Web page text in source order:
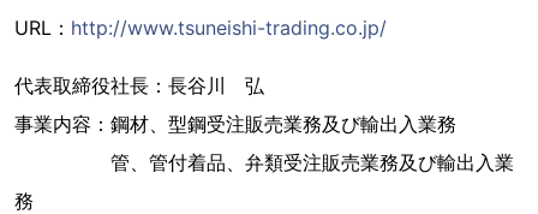
URL： http://www.tsuneishi-trading.co.jp/
代表取締役社長：長谷川 弘
事業内容：鋼材、型鋼受注販売業務及び輸出入業務
管、管付着品、弁類受注販売業務及び輸出入業
務